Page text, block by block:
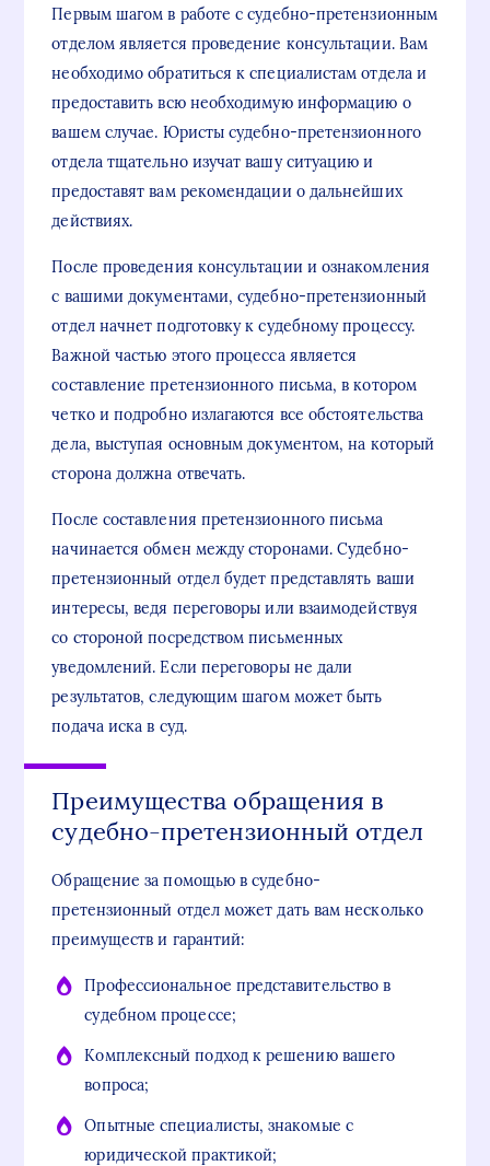
Первым шагом в работе с судебно-претензионным
отделом является проведение консультации. Вам
необходимо обратиться к специалистам отдела и
предоставить всю необходимую информацию о
вашем случае. Юристы судебно-претензионного
отдела тщательно изучат вашу ситуацию и
предоставят вам рекомендации о дальнейших
действиях.
После проведения консультации и ознакомления
с вашими документами, судебно-претензионный
отдел начнет подготовку к судебному процессу.
Важной частью этого процесса является
составление претензионного письма, в котором
четко и подробно излагаются все обстоятельства
дела, выступая основным документом, на который
сторона должна отвечать.
После составления претензионного письма
начинается обмен между сторонами. Судебно-
претензионный отдел будет представлять ваши
интересы, ведя переговоры или взаимодействуя
со стороной посредством письменных
уведомлений. Если переговоры не дали
результатов, следующим шагом может быть
подача иска в суд.
Преимущества обращения в
судебно-претензионный отдел
Обращение за помощью в судебно-
претензионный отдел может дать вам несколько
преимуществ и гарантий:
Профессиональное представительство в
судебном процессе;
Комплексный подход к решению вашего
вопроса;
Опытные специалисты, знакомые с
юридической практикой;